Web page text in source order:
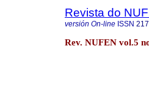
Revista do
versión On-line ISSN
Rev. NUFEN vol.5